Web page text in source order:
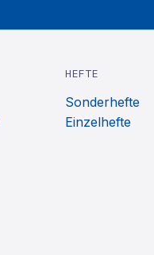
HEFTE
Sonderhefte
Einzelhefte